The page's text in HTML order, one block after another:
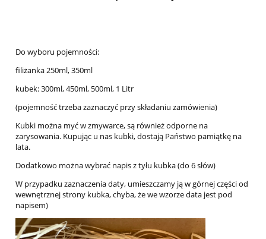
Do wyboru pojemności:
filiżanka 250ml, 350ml
kubek: 300ml, 450ml, 500ml, 1 Litr
(pojemność trzeba zaznaczyć przy składaniu zamówienia)
Kubki można myć w zmywarce, są również odporne na
zarysowania. Kupując u nas kubki, dostają Państwo pamiątkę na
lata.
Dodatkowo można wybrać napis z tyłu kubka (do 6 słów)
W przypadku zaznaczenia daty, umieszczamy ją w górnej części od
wewnętrznej strony kubka, chyba, że we wzorze data jest pod
napisem)